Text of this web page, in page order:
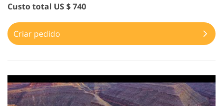
Custo total US $ 740
Criar pedido